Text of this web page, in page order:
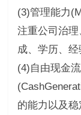
(3)管理能力
注重公司治
成、学历、经
(4)自由现金
的能力以及稳